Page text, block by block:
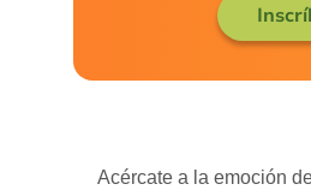
Acércate a la emoción